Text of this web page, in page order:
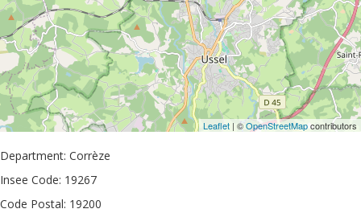
Leaflet | ©OpenStreetMapcontributors
Department: Corrèze
Insee Code: 19267
Code Postal: 19200